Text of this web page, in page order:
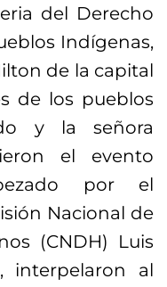
del Derecho
Indígenas,
de la capital
de los pueblos
y la señora
el evento
por el
Nacional de
(CNDH) Luis
interpelaron al